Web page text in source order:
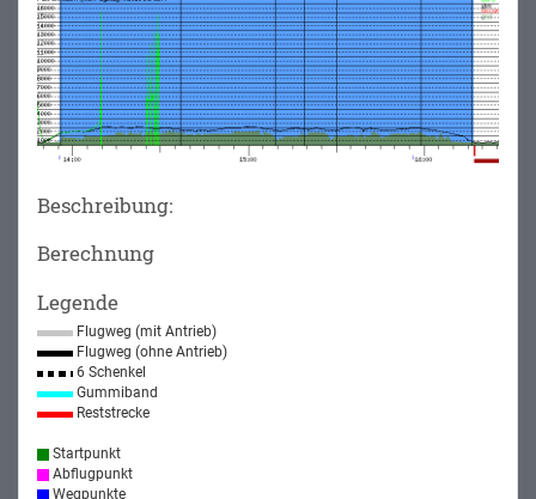
Beschreibung:
Berechnung
Legende
Flugweg (mit Antrieb)
Flugweg (ohne Antrieb)
6 Schenkel
Gummiband
Reststrecke
Startpunkt
Abflugpunkt
Wegpunkte